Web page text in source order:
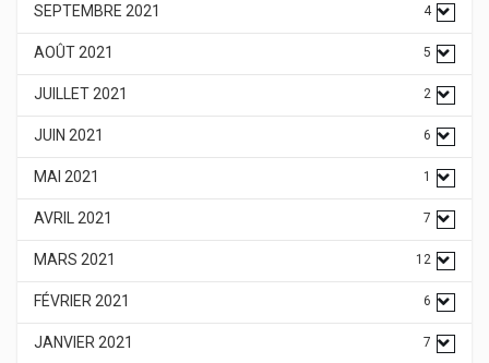
SEPTEMBRE 2021 4
AOÛT 2021 5
JUILLET 2021 2
JUIN 2021 6
MAI 2021 1
AVRIL 2021 7
MARS 2021 12
FÉVRIER 2021 6
JANVIER 2021 7